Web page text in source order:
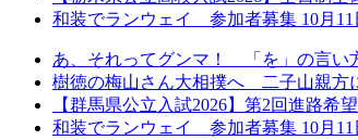
和装でランウェイ 参加者募集 10月11
あ、それってグンマ！ 「を」の言い
樹徳の梅山さん大相撲へ 二子山親方
【群馬県公立入試2026】第2回進路希
和装でランウェイ 参加者募集 10月11